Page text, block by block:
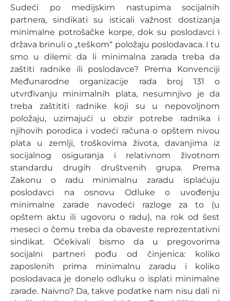
Sudeći po medijskim nastupima socijalnih
partnera, sindikati su isticali važnost dostizanja
minimalne potrošačke korpe, dok su poslodavci i
država brinuli o „teškom“ položaju poslodavaca. I tu
smo u dilemi: da li minimalna zarada treba da
zaštiti radnike ili poslodavce? Prema Konvenciji
Međunarodne organizacije rada broj 131 o
utvrđivanju minimalnih plata, nesumnjivo je da
treba zaštititi radnike koji su u nepovoljnom
položaju, uzimajući u obzir potrebe radnika i
njihovih porodica i vodeći računa o opštem nivou
plata u zemlji, troškovima života, davanjima iz
socijalnog osiguranja i relativnom životnom
standardu drugih društvenih grupa. Prema
Zakonu o radu minimalnu zaradu isplaćuju
poslodavci na osnovu Odluke o uvođenju
minimalne zarade navodeći razloge za to (u
opštem aktu ili ugovoru o radu), na rok od šest
meseci o čemu treba da obaveste reprezentativni
sindikat. Očekivali bismo da u pregovorima
socijalni partneri pođu od činjenica: koliko
zaposlenih prima minimalnu zaradu i koliko
poslodavaca je donelo odluku o isplati minimalne
zarade. Naivno? Da, takve podatke nam nisu dali ni